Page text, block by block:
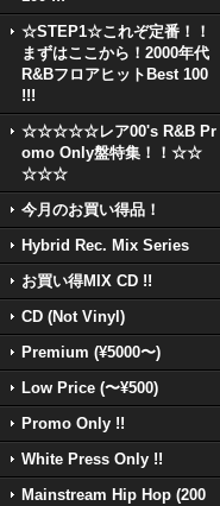
☆STEP1☆これぞ定番！！
まずはここから！2000年代
R&BフロアヒットBest 100
!!!
☆☆☆☆☆レア00's R&B Pr
omo Only盤特集！！☆☆
☆☆☆
今月のお買い得品！
Hybrid Rec. Mix Series
お買い得MIX CD !!
CD (Not Vinyl)
Premium (¥5000〜)
Low Price (〜¥500)
Promo Only !!
White Press Only !!
Mainstream Hip Hop (200